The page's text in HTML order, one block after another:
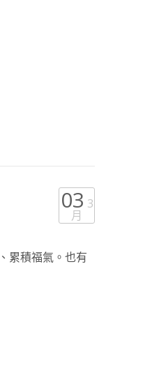
03 3
月
累積福氣。也有